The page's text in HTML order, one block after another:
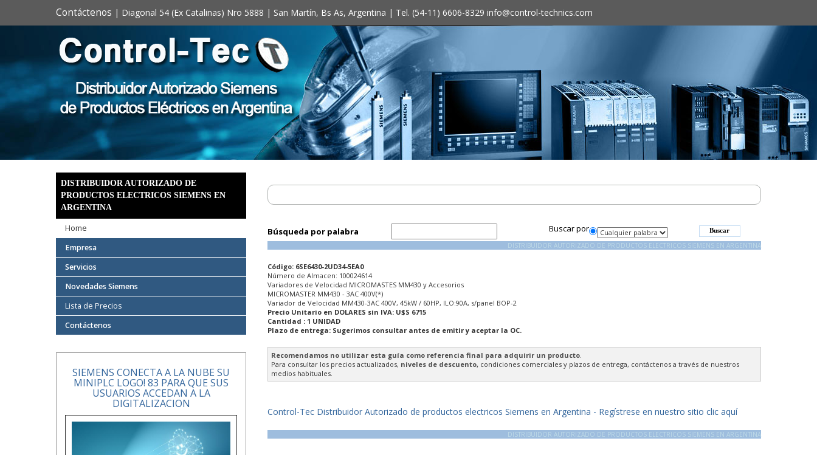
Contáctenos | Diagonal 54 (Ex Catalinas) Nro 5888 | San Martín, Bs As, Argentina | Tel. (54-11) 6606-8329 info@control-technics.com
Búsqueda por palabra Buscar por
DISTRIBUIDOR AUTORIZADO DE PRODUCTOS ELECTRICOS SIEMENS EN ARGENTINA
Código: 6SE6430-2UD34-5EA0
Número de Almacen: 100024614
Variadores de Velocidad MICROMASTES MM430 y Accesorios
MICROMASTER MM430 - 3AC 400V(*)
Variador de Velocidad MM430-3AC 400V, 45kW / 60HP, ILO:90A, s/panel BOP-2
Precio Unitario en DOLARES sin IVA: U$S 6715
Cantidad : 1 UNIDAD
Plazo de entrega: Sugerimos consultar antes de emitir y aceptar la OC.
Recomendamos no utilizar esta guía como referencia final para adquirir un producto
Para consultar los precios actualizados, niveles de descuento, condiciones comerciales y plazos de entrega, contáctenos a través de nuestros
medios habituales.
Control-Tec Distribuidor Autorizado de productos electricos Siemens en Argentina - Regístrese en nuestro sitio clic aquí
DISTRIBUIDOR AUTORIZADO DE PRODUCTOS ELECTRICOS SIEMENS EN ARGENTINA
DISTRIBUIDOR AUTORIZADO DE
PRODUCTOS ELECTRICOS SIEMENS EN
ARGENTINA
Home
Empresa
Servicios
Novedades Siemens
Lista de Precios
Contáctenos
SIEMENS CONECTA A LA NUBE SU
MINIPLC LOGO! 83 PARA QUE SUS
USUARIOS ACCEDAN A LA
DIGITALIZACION